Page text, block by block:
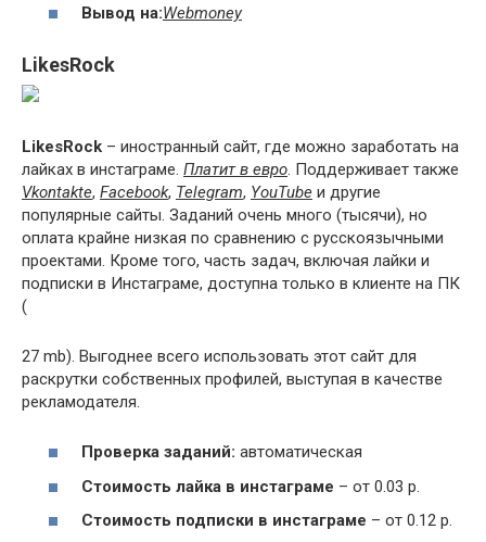
Вывод на:Webmoney
LikesRock
LikesRock – иностранный сайт, где можно заработать на
лайках в инстаграме. Платит в евро . Поддерживает также
Vkontakte, Facebook, Telegram, YouTube и другие
популярные сайты. Заданий очень много (тысячи), но
оплата крайне низкая по сравнению с русскоязычными
проектами. Кроме того, часть задач, включая лайки и
подписки в Инстаграме, доступна только в клиенте на ПК
(
27 mb). Выгоднее всего использовать этот сайт для
раскрутки собственных профилей, выступая в качестве
рекламодателя.
Проверка заданий: автоматическая
Стоимость лайка в инстаграме – от 0.03 р.
Стоимость подписки в инстаграме – от 0.12 р.